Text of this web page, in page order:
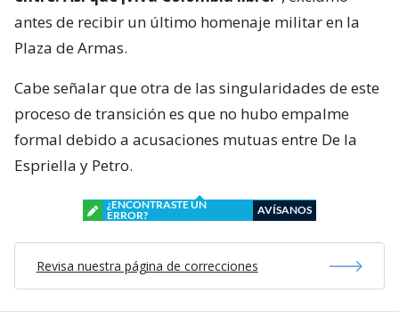
antes de recibir un último homenaje militar en la
Plaza de Armas.
Cabe señalar que otra de las singularidades de este
proceso de transición es que no hubo empalme
formal debido a acusaciones mutuas entre De la
Espriella y Petro.
¿ENCONTRASTE UN
ERROR?
AVÍSANOS
Revisa nuestra página de correcciones